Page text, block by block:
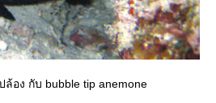
อง กับ bubble tip anemone